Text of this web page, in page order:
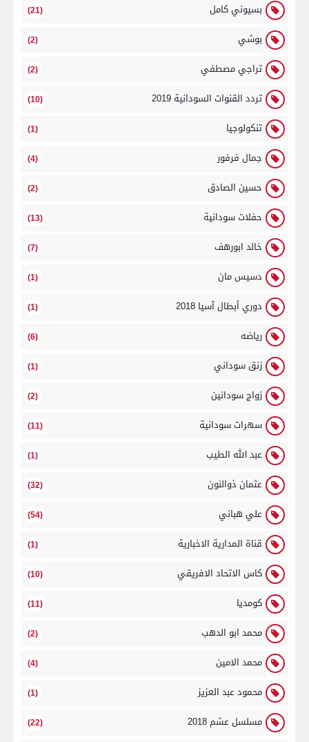
بسيوني كامل (21)
بوشي (2)
تراجي مصطفي (2)
تردد القنوات السودانية 2019 (10)
تنكولوجيا (1)
جمال فرفور (4)
حسين الصادق (2)
حفلات سودانية (13)
خالد ابورهف (7)
دسيس مان (1)
دوري أبطال آسيا 2018 (1)
رياضه (6)
زنق سوداني (1)
زواج سودانين (2)
سهرات سودانية (11)
عبد الله الطيب (1)
عثمان ذوالنون (32)
علي هباني (54)
قناة المدارية الاخبارية (1)
كاس الاتحاد الافريقي (10)
كومديا (11)
محمد ابو الدهب (2)
محمد الامين (4)
محمود عبد العزيز (1)
مسلسل عشم 2018 (22)